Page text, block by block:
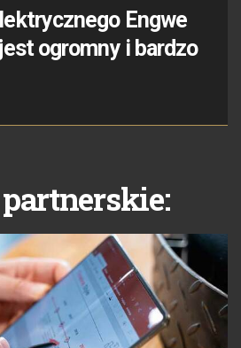
Engwe
ogromny i bardzo